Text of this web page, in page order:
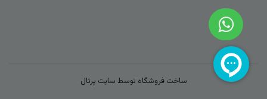
ساخت فروشگاه توسط سایت پرتال